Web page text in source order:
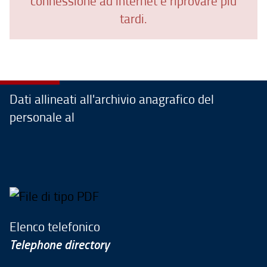
tardi.
Dati allineati all'archivio anagrafico del
personale al
Elenco telefonico
Telephone directory